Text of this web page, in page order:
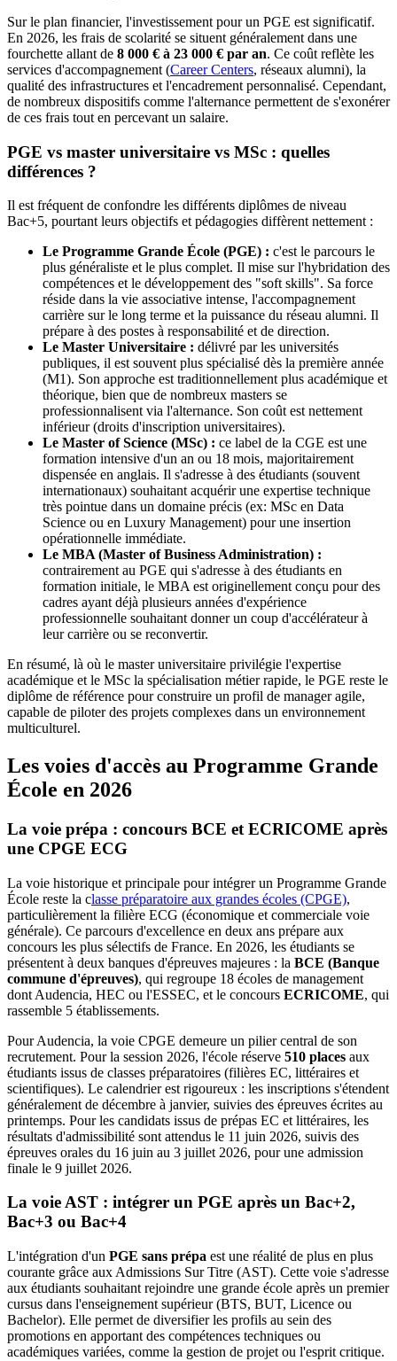
Sur le plan financier, l'investissement pour un PGE est significatif.
En 2026, les frais de scolarité se situent généralement dans une
fourchette allant de 8 000 € à 23 000 € par an. Ce coût reflète les
services d'accompagnement (Career Centers, réseaux alumni), la
qualité des infrastructures et l'encadrement personnalisé. Cependant,
de nombreux dispositifs comme l'alternance permettent de s'exonérer
de ces frais tout en percevant un salaire.
PGE vs master universitaire vs MSc : quelles
différences ?
Il est fréquent de confondre les différents diplômes de niveau
Bac+5, pourtant leurs objectifs et pédagogies diffèrent nettement :
Le Programme Grande École (PGE) : c'est le parcours le
plus généraliste et le plus complet. Il mise sur l'hybridation des
compétences et le développement des "soft skills". Sa force
réside dans la vie associative intense, l'accompagnement
carrière sur le long terme et la puissance du réseau alumni. Il
prépare à des postes à responsabilité et de direction.
Le Master Universitaire : délivré par les universités
publiques, il est souvent plus spécialisé dès la première année
(M1). Son approche est traditionnellement plus académique et
théorique, bien que de nombreux masters se
professionnalisent via l'alternance. Son coût est nettement
inférieur (droits d'inscription universitaires).
Le Master of Science (MSc) : ce label de la CGE est une
formation intensive d'un an ou 18 mois, majoritairement
dispensée en anglais. Il s'adresse à des étudiants (souvent
internationaux) souhaitant acquérir une expertise technique
très pointue dans un domaine précis (ex: MSc en Data
Science ou en Luxury Management) pour une insertion
opérationnelle immédiate.
Le MBA (Master of Business Administration) :
contrairement au PGE qui s'adresse à des étudiants en
formation initiale, le MBA est originellement conçu pour des
cadres ayant déjà plusieurs années d'expérience
professionnelle souhaitant donner un coup d'accélérateur à
leur carrière ou se reconvertir.
En résumé, là où le master universitaire privilégie l'expertise
académique et le MSc la spécialisation métier rapide, le PGE reste le
diplôme de référence pour construire un profil de manager agile,
capable de piloter des projets complexes dans un environnement
multiculturel.
Les voies d'accès au Programme Grande
École en 2026
La voie prépa : concours BCE et ECRICOME après
une CPGE ECG
La voie historique et principale pour intégrer un Programme Grande
École reste la classe préparatoire aux grandes écoles (CPGE),
particulièrement la filière ECG (économique et commerciale voie
générale). Ce parcours d'excellence en deux ans prépare aux
concours les plus sélectifs de France. En 2026, les étudiants se
présentent à deux banques d'épreuves majeures : la BCE (Banque
commune d'épreuves), qui regroupe 18 écoles de management
dont Audencia, HEC ou l'ESSEC, et le concours ECRICOME, qui
rassemble 5 établissements.
Pour Audencia, la voie CPGE demeure un pilier central de son
recrutement. Pour la session 2026, l'école réserve 510 places aux
étudiants issus de classes préparatoires (filières EC, littéraires et
scientifiques). Le calendrier est rigoureux : les inscriptions s'étendent
généralement de décembre à janvier, suivies des épreuves écrites au
printemps. Pour les candidats issus de prépas EC et littéraires, les
résultats d'admissibilité sont attendus le 11 juin 2026, suivis des
épreuves orales du 16 juin au 3 juillet 2026, pour une admission
finale le 9 juillet 2026.
La voie AST : intégrer un PGE après un Bac+2,
Bac+3 ou Bac+4
L'intégration d'un PGE sans prépa est une réalité de plus en plus
courante grâce aux Admissions Sur Titre (AST). Cette voie s'adresse
aux étudiants souhaitant rejoindre une grande école après un premier
cursus dans l'enseignement supérieur (BTS, BUT, Licence ou
Bachelor). Elle permet de diversifier les profils au sein des
promotions en apportant des compétences techniques ou
académiques variées, comme la gestion de projet ou l'esprit critique.